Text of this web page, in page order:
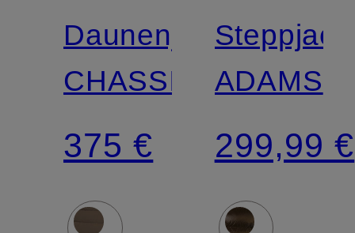
Daunenjacke
CHASSIS
375 €
ADAMS
299,99 €